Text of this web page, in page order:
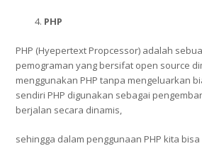
PHP
PHP (Hyepertext Propcessor) adalah
pemograman yang bersifat open source
menggunakan PHP tanpa mengeluarkan
sendiri PHP digunakan sebagai
berjalan secara dinamis,
sehingga dalam penggunaan PHP kita